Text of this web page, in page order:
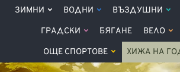
ЗИМНИ ВОДНИ ВЪЗДУШНИ
ГРАДСКИ БЯГАНЕ ВЕЛО
ОЩЕ СПОРТОВЕ ХИЖА НА